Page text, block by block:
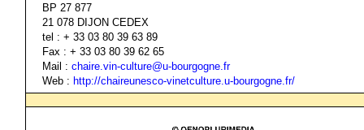
BP 27 877
21 078 DIJON CEDEX
tel : + 33 03 80 39 63 89
Fax : + 33 03 80 39 62 65
Mail : chaire.vin-culture@u-bourgogne.fr
Web : http://chaireunesco-vinetculture.u-bourgogne.fr/